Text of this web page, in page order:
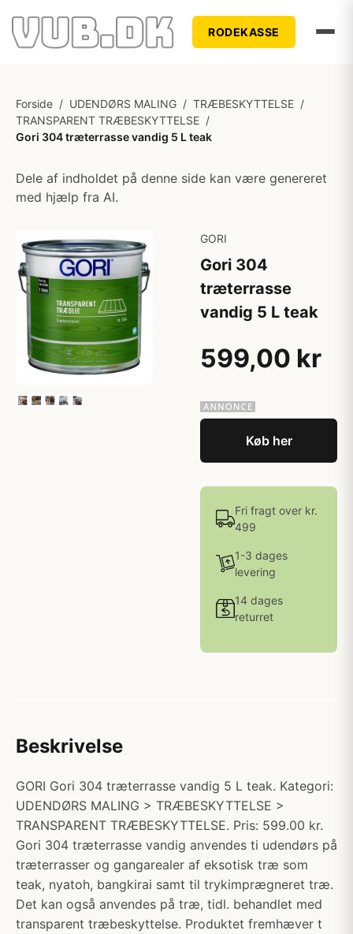
RODEKASSE
Forside / UDENDØRS MALING / TRÆBESKYTTELSE /
TRANSPARENT TRÆBESKYTTELSE /
Gori 304 træterrasse vandig 5 L teak
Dele af indholdet på denne side kan være genereret
med hjælp fra AI.
GORI
Gori 304
træterrasse
vandig 5 L teak
599,00 kr
Køb her
Fri fragt over kr.
499
1-3 dages
levering
14 dages
returret
Beskrivelse
GORI Gori 304 træterrasse vandig 5 L teak. Kategori:
UDENDØRS MALING > TRÆBESKYTTELSE >
TRANSPARENT TRÆBESKYTTELSE. Pris: 599.00 kr.
Gori 304 træterrasse vandig anvendes ti udendørs på
træterrasser og gangarealer af eksotisk træ som
teak, nyatoh, bangkirai samt til trykimprægneret træ.
Det kan også anvendes på træ, tidl. behandlet med
transparent træbeskyttelse. Produktet fremhæver t